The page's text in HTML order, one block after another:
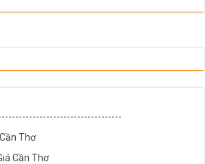
Thơ
Cần Thơ